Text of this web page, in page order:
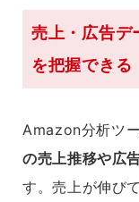
売上・広告デ
を把握できる
Amazon分析ツ
の売上推移や広
す。売上が伸び